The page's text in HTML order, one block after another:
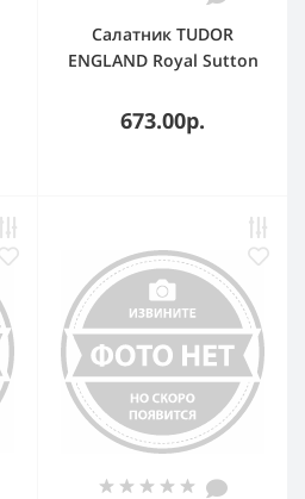
Салатник TUDOR
ENGLAND Royal Sutton
673.00р.